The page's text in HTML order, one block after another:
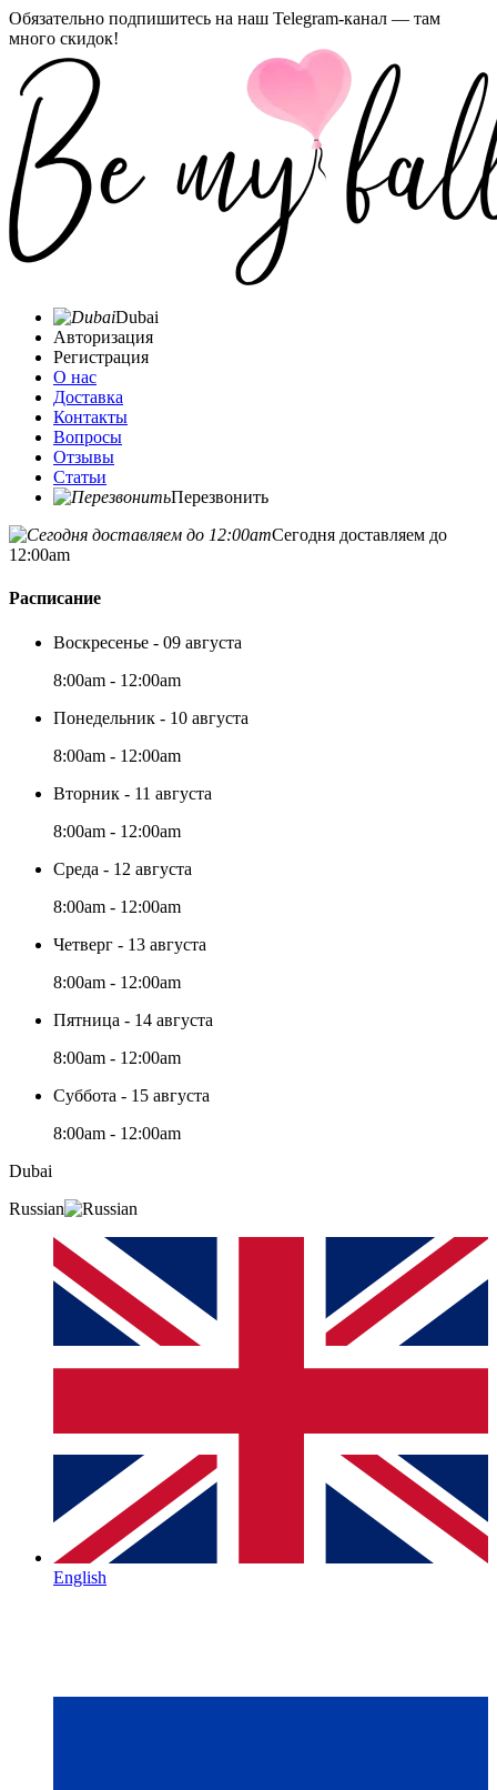
Обязательно подпишитесь на наш Telegram-канал — там
много скидок!
Dubai
Авторизация
Регистрация
О нас
Доставка
Контакты
Вопросы
Отзывы
Статьи
Перезвонить
Сегодня доставляем до
12:00am
Расписание
Воскресенье - 09 августа
8:00am - 12:00am
Понедельник - 10 августа
8:00am - 12:00am
Вторник - 11 августа
8:00am - 12:00am
Среда - 12 августа
8:00am - 12:00am
Четверг - 13 августа
8:00am - 12:00am
Пятница - 14 августа
8:00am - 12:00am
Суббота - 15 августа
8:00am - 12:00am
Dubai
Russian
English